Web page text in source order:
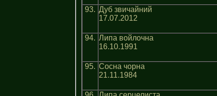
93. Дуб звичайний
17.07.2012
94. Липа войлочна
16.10.1991
95. Сосна чорна
21.11.1984